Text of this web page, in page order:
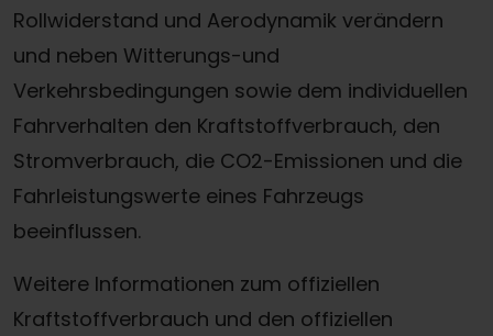
Rollwiderstand und Aerodynamik verändern
und neben Witterungs-und
Verkehrsbedingungen sowie dem individuellen
Fahrverhalten den Kraftstoffverbrauch, den
Stromverbrauch, die CO2-Emissionen und die
Fahrleistungswerte eines Fahrzeugs
beeinflussen.
Weitere Informationen zum offiziellen
Kraftstoffverbrauch und den offiziellen